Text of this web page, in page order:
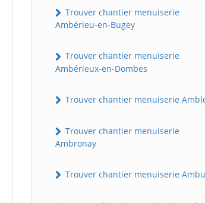
Trouver chantier menuiserie
Ambérieu-en-Bugey
Trouver chantier menuiserie
Ambérieux-en-Dombes
Trouver chantier menuiserie
Trouver chantier menuiserie
Ambronay
Trouver chantier menuiserie